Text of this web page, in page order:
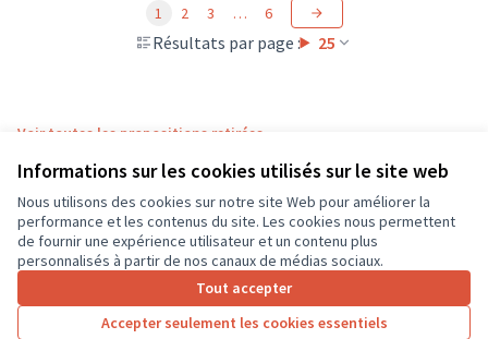
Informations sur les cookies utilisés sur le site web
Nous utilisons des cookies sur notre site Web pour améliorer la
performance et les contenus du site. Les cookies nous permettent
de fournir une expérience utilisateur et un contenu plus
personnalisés à partir de nos canaux de médias sociaux.
Tout accepter
Accepter seulement les cookies essentiels
Résultats par page : 25
1 2 3 … 6
Voir toutes les propositions retirées
Conditions d'utilisation
Paramètres des cookies
CD37 sur X
(Lien externe)
CD37 sur Facebook
CD37 sur Instagram
CD37 sur YouTube
(Lien externe)